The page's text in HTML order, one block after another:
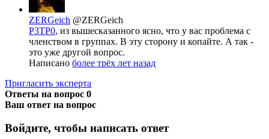
ZERGeich @ZERGeich
P3TP0, из вышесказанного ясно, что у вас проблема с
членством в группах. В эту сторону и копайте. А так -
это уже другой вопрос.
Написано более трёх лет назад
Пригласить эксперта
Ответы на вопрос 0
Ваш ответ на вопрос
Войдите, чтобы написать ответ